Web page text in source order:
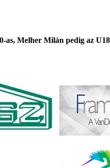
Melher Milán pedig az